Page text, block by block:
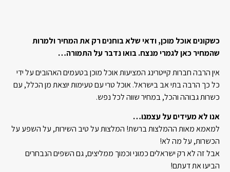
כשקונים אוכל מוכן, ודאי שלא בוחנים רק את המחיר ולמרות
שהמחיר כאן לגמרי מנצח. בואו נדבר על התמורה…
אין הרבה חברות קייטרינג המציעות אוכל מוכן בטעמים האהובים על ידי
כל כך הרבה בתי אב בישראל. אוכל טרי עם טעימות יוצאת מן הכלל, עם
כשרות גבוהה והכל, במחיר שווה לכל נפש.
אנו לא מעידים על עצמנו…
למאמא מאות ההמלצות ברשת! המלצות על טיב השירות, על השפע על
הכשרות, על מה לא!
אבל זה לא רק ישראלים כמוני וכמוך ממליצים, גם השפים הנבחרים
הביעו את דעתם!